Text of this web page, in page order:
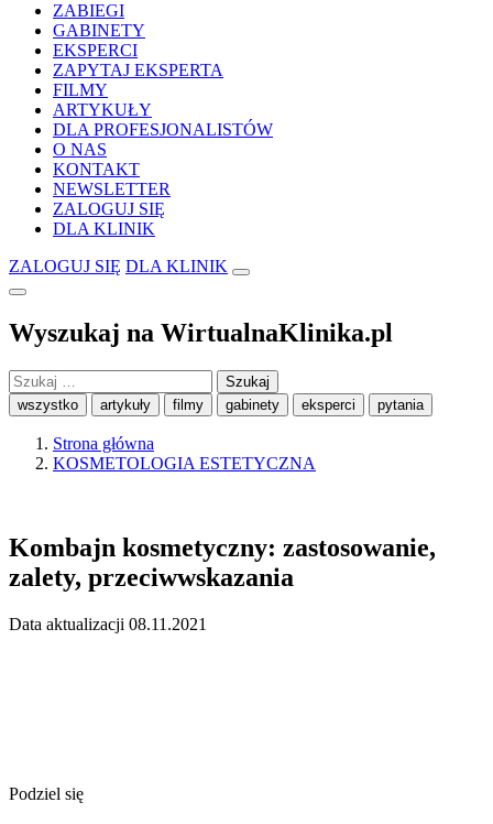
ZABIEGI
GABINETY
EKSPERCI
ZAPYTAJ EKSPERTA
FILMY
ARTYKUŁY
DLA PROFESJONALISTÓW
O NAS
KONTAKT
NEWSLETTER
ZALOGUJ SIĘ
DLA KLINIK
ZALOGUJ SIĘ DLA KLINIK
Wyszukaj na WirtualnaKlinika.pl
Szukaj:
wszystko artykuły filmy gabinety eksperci pytania
Strona główna
KOSMETOLOGIA ESTETYCZNA
Kombajn kosmetyczny: zastosowanie,
zalety, przeciwwskazania
Data aktualizacji 08.11.2021
Podziel się